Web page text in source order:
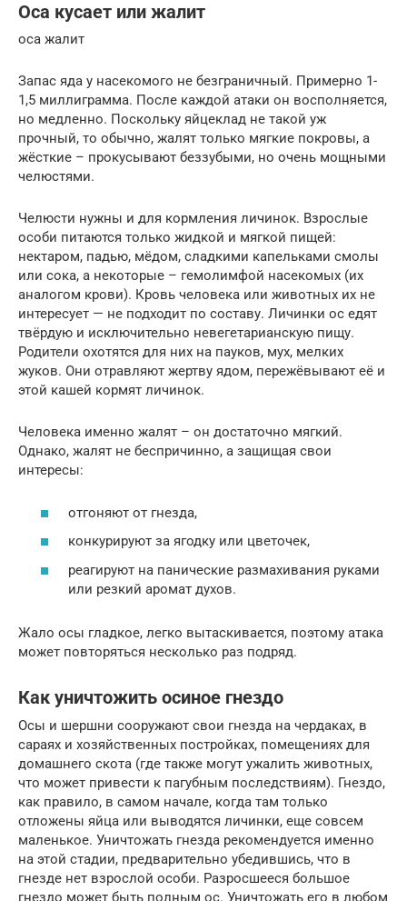
Оса кусает или жалит
оса жалит
Запас яда у насекомого не безграничный. Примерно 1-
1,5 миллиграмма. После каждой атаки он восполняется,
но медленно. Поскольку яйцеклад не такой уж
прочный, то обычно, жалят только мягкие покровы, а
жёсткие – прокусывают беззубыми, но очень мощными
челюстями.
Челюсти нужны и для кормления личинок. Взрослые
особи питаются только жидкой и мягкой пищей:
нектаром, падью, мёдом, сладкими капельками смолы
или сока, а некоторые – гемолимфой насекомых (их
аналогом крови). Кровь человека или животных их не
интересует — не подходит по составу. Личинки ос едят
твёрдую и исключительно невегетарианскую пищу.
Родители охотятся для них на пауков, мух, мелких
жуков. Они отравляют жертву ядом, пережёвывают её и
этой кашей кормят личинок.
Человека именно жалят – он достаточно мягкий.
Однако, жалят не беспричинно, а защищая свои
интересы:
отгоняют от гнезда,
конкурируют за ягодку или цветочек,
реагируют на панические размахивания руками
или резкий аромат духов.
Жало осы гладкое, легко вытаскивается, поэтому атака
может повторяться несколько раз подряд.
Как уничтожить осиное гнездо
Осы и шершни сооружают свои гнезда на чердаках, в
сараях и хозяйственных постройках, помещениях для
домашнего скота (где также могут ужалить животных,
что может привести к пагубным последствиям). Гнездо,
как правило, в самом начале, когда там только
отложены яйца или выводятся личинки, еще совсем
маленькое. Уничтожать гнезда рекомендуется именно
на этой стадии, предварительно убедившись, что в
гнезде нет взрослой особи. Разросшееся большое
гнездо может быть полным ос. Уничтожать его в любом